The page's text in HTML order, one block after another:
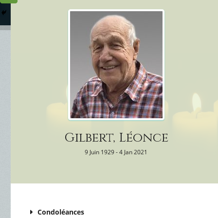
Services Funéraires
Gilbert, Léonce
9 Juin 1929 - 4 Jan 2021
Condoléances